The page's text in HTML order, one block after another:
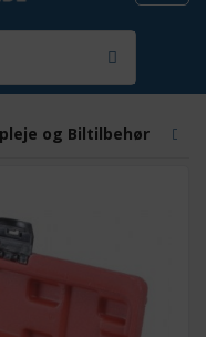
og Biltilbehør